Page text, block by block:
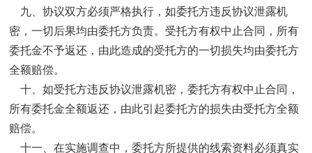
九、协议双方必须严格执行，如委托方违反协议泄露机
密，一切后果均由委托方负责。受托方有权中止合同，所有
委托金不予返还，由此造成的受托方的一切损失均由委托方
全额赔偿。
十、如受托方违反协议泄露机密，委托方有权中止合同，
所有委托金全额返还，由此引起委托方的损失由受托方全额
赔偿。
十一、在实施调查中，委托方所提供的线索资料必须真实